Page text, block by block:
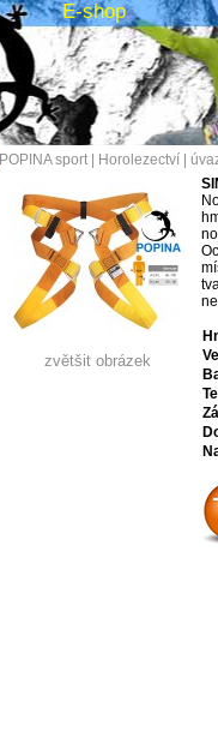
E-shop
POPINA sport| Horolezectví
zvětšit obrázek